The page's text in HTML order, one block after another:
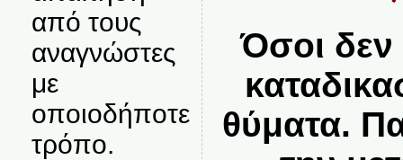
από τους
αναγνώστες
με
οποιοδήποτε
τρόπο.
Όσοι δεν
θύματα.